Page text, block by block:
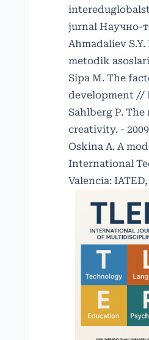
jurnal Научно-
Ahmadaliev
metodik
Sipa M. The
development //
Sahlberg P.
creativity. -
Oskina A. A
International
Valencia: